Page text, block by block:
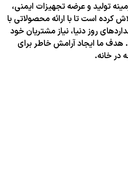
تولید و عرضه تجهیزات ایمنی،
کرده است تا با ارائه محصولاتی با
روز دنیا، نیاز مشتریان خود
هدف ما ایجاد آرامش خاطر برای
در خانه.